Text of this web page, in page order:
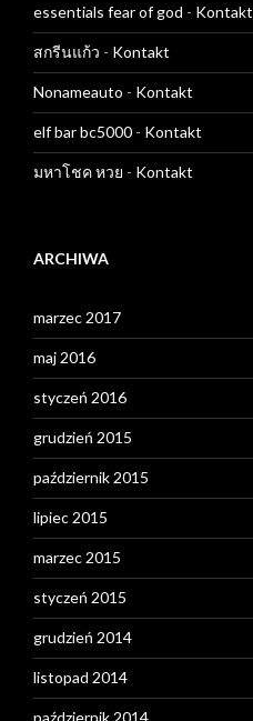
essentials fear of god - Kontakt
สกรีนแก้ว - Kontakt
Nonameauto - Kontakt
elf bar bc5000 - Kontakt
มหาโชค หวย - Kontakt
ARCHIWA
marzec 2017
maj 2016
styczeń 2016
grudzień 2015
październik 2015
lipiec 2015
marzec 2015
styczeń 2015
grudzień 2014
listopad 2014
październik 2014